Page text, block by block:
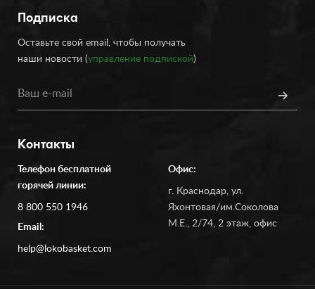
Подписка
Оставьте свой email, чтобы получать
наши новости (управление подпиской)
Контакты
Телефон бесплатной
горячей линии:
8 800 550 1946
Email:
help@lokobasket.com
Офис:
г. Краснодар, ул.
Яхонтовая/им.Соколова
М.Е., 2/74, 2 этаж, офис